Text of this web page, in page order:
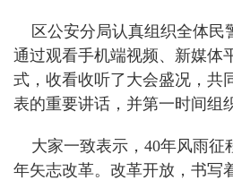
区公安分局认真组织全体民
通过观看手机端视频、新媒体
式，收看收听了大会盛况，共
表的重要讲话，并第一时间组
大家一致表示，40年风雨征
年矢志改革。改革开放，书写